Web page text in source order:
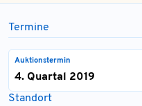
Termine
Auktionstermin
4. Quartal 2019
Standort